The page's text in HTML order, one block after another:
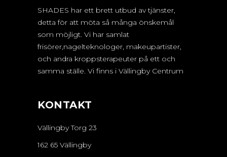
SHADES har ett brett utbud av tjänster,
detta för att möta så många önskemål
som möjligt. Vi har samlat
frisörer,nagelteknologer, makeupartister,
och andra kroppsterapeuter på ett och
samma ställe. Vi finns i Vällingby Centrum
KONTAKT
Vällingby Torg 23
162 65 Vällingby